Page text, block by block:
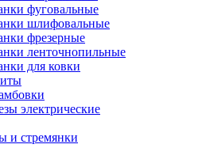
фуговальные
шлифовальные
фрезерные
ленточнопильные
для ковки
электрические
и стремянки